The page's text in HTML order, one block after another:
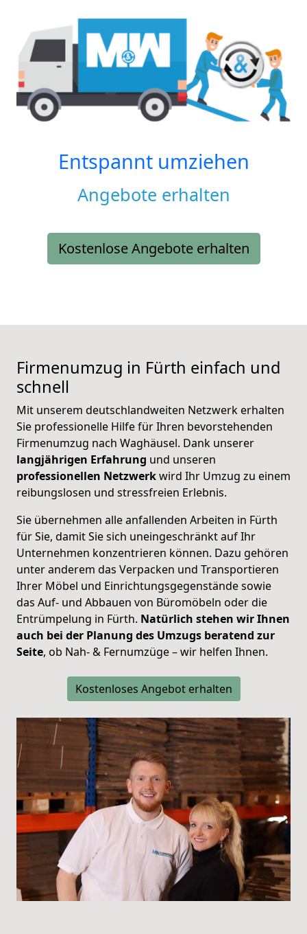
Entspannt umziehen
Angebote erhalten
Kostenlose Angebote erhalten
Firmenumzug in Fürth einfach und
schnell
Mit unserem deutschlandweiten Netzwerk erhalten
Sie professionelle Hilfe für Ihren bevorstehenden
Firmenumzug nach Waghäusel. Dank unserer
langjährigen Erfahrung und unseren
professionellen Netzwerkwird Ihr Umzug zu einem
reibungslosen und stressfreien Erlebnis.
Sie übernehmen alle anfallenden Arbeiten in Fürth
für Sie, damit Sie sich uneingeschränkt auf Ihr
Unternehmen konzentrieren können. Dazu gehören
unter anderem das Verpacken und Transportieren
Ihrer Möbel und Einrichtungsgegenstände sowie
das Auf- und Abbauen von Büromöbeln oder die
Entrümpelung in Fürth. Natürlich stehen wir Ihnen
auch bei der Planung des Umzugs beratend zur
Seite, ob Nah- & Fernumzüge – wir helfen Ihnen.
Kostenloses Angebot erhalten